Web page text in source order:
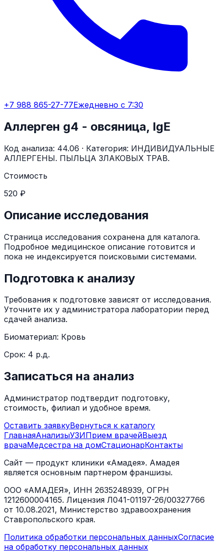
+7 988 865-27-77Ежедневно с 7:30
Аллерген g4 - овсяница, IgE
Код анализа: 44.06 · Категория: ИНДИВИДУАЛЬНЫЕ
АЛЛЕРГЕНЫ. ПЫЛЬЦА ЗЛАКОВЫХ ТРАВ.
Стоимость
520 ₽
Описание исследования
Страница исследования сохранена для каталога.
Подробное медицинское описание готовится и
пока не индексируется поисковыми системами.
Подготовка к анализу
Требования к подготовке зависят от исследования.
Уточните их у администратора лаборатории перед
сдачей анализа.
Биоматериал: Кровь
Срок: 4 р.д.
Записаться на анализ
Администратор подтвердит подготовку,
стоимость, филиал и удобное время.
Оставить заявкуВернуться к каталогу
ГлавнаяАнализыУЗИПрием врачейВыезд
врачаМедсестра на домСтационарКонтакты
Сайт — продукт клиники «Амадея». Амадея
является основным партнером франшизы.
ООО «АМАДЕЯ», ИНН 2635248939, ОГРН
1212600004165. Лицензия Л041-01197-26/00327766
от 10.08.2021, Министерство здравоохранения
Ставропольского края.
Политика обработки персональных данныхСогласие
на обработку персональных данных